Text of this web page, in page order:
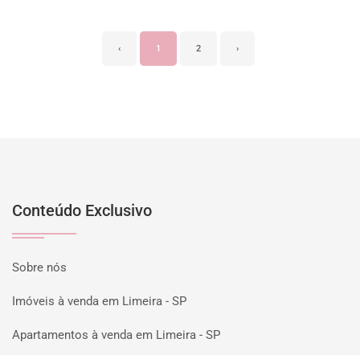
‹ 1 2 ›
Conteúdo Exclusivo
Sobre nós
Imóveis à venda em Limeira - SP
Apartamentos à venda em Limeira - SP